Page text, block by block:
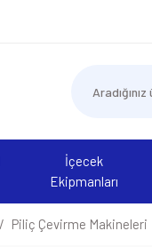
İçecek
Ekipmanları
Piliç Çevirme Makineleri